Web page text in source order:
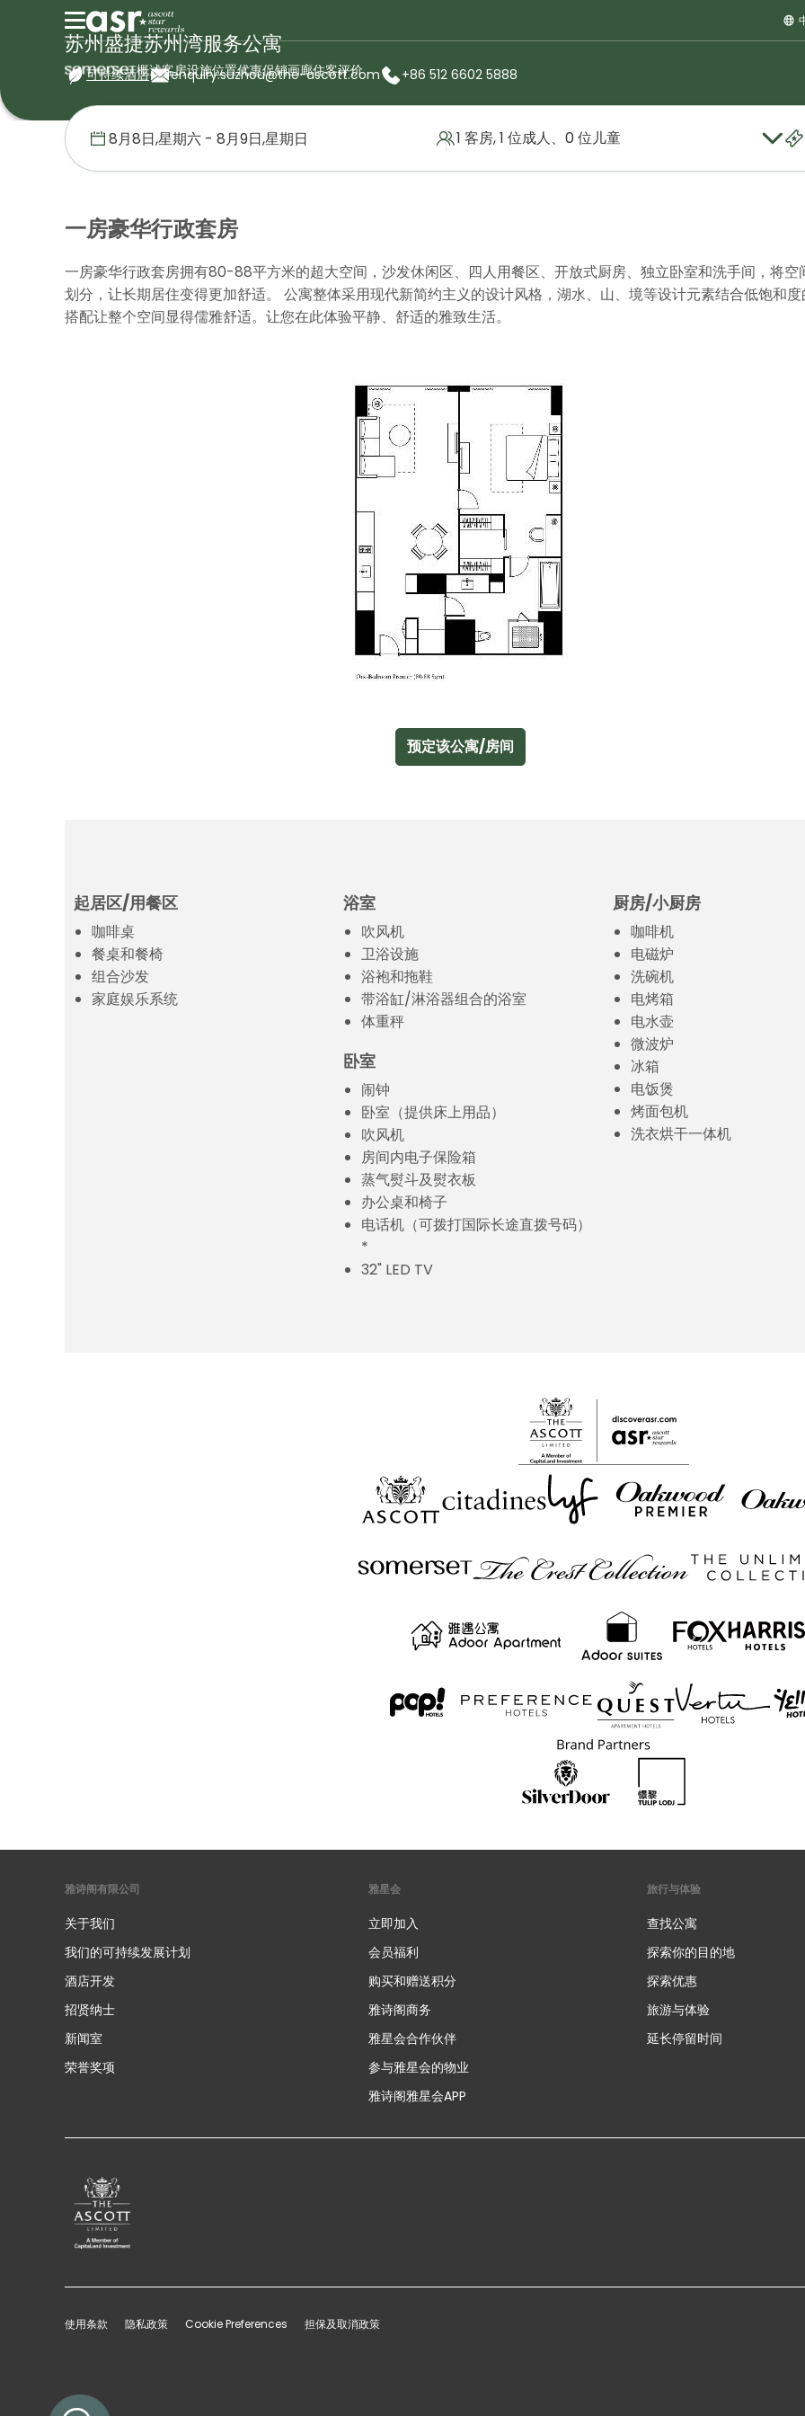
概述客房设施位置优惠促销画廊住客评价
1 客房, 1 位成人、0 位儿童
苏州盛捷苏州湾服务公寓
可持续酒店 enquiry.suzhou@the-ascott.com +86 512 6602 5888
首页 盛捷服务公寓 中国 苏州盛捷苏州湾服务公寓
一房豪华行政套房
一房豪华行政套房拥有80-88平方米的超大空间，沙发休闲区、四人用餐区、开放式厨房、独立卧室和洗手间，将空
划分，让长期居住变得更加舒适。 公寓整体采用现代新简约主义的设计风格，湖水、山、境等设计元素结合低饱和
搭配让整个空间显得儒雅舒适。让您在此体验平静、舒适的雅致生活。
预定该公寓/房间
起居区/用餐区
咖啡桌
餐桌和餐椅
组合沙发
家庭娱乐系统
浴室
吹风机
卫浴设施
浴袍和拖鞋
带浴缸/淋浴器组合的浴室
体重秤
卧室
闹钟
卧室（提供床上用品）
吹风机
房间内电子保险箱
蒸气熨斗及熨衣板
办公桌和椅子
电话机（可拨打国际长途直拨号码）
*
32" LED TV
厨房/小厨房
咖啡机
电磁炉
洗碗机
电烤箱
电水壶
微波炉
冰箱
电饭煲
烤面包机
洗衣烘干一体机
雅诗阁有限公司
关于我们
我们的可持续发展计划
酒店开发
招贤纳士
新闻室
荣誉奖项
雅星会
立即加入
会员福利
购买和赠送积分
雅诗阁商务
雅星会合作伙伴
参与雅星会的物业
雅诗阁雅星会APP
旅行与体验
查找公寓
探索你的目的地
探索优惠
旅游与体验
延长停留时间
使用条款 隐私政策 Cookie Preferences 担保及取消政策